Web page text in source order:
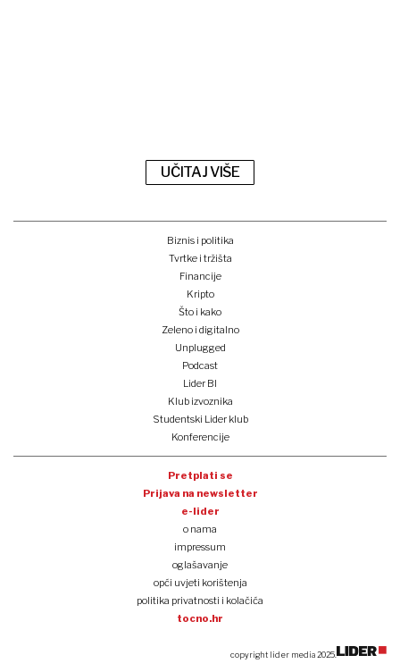
UČITAJ VIŠE
Biznis i politika
Tvrtke i tržišta
Financije
Kripto
Što i kako
Zeleno i digitalno
Unplugged
Podcast
Lider BI
Klub izvoznika
Studentski Lider klub
Konferencije
Pretplati se
Prijava na newsletter
e-lider
o nama
impressum
oglašavanje
opći uvjeti korištenja
politika privatnosti i kolačića
tocno.hr
copyright lider media 2025.